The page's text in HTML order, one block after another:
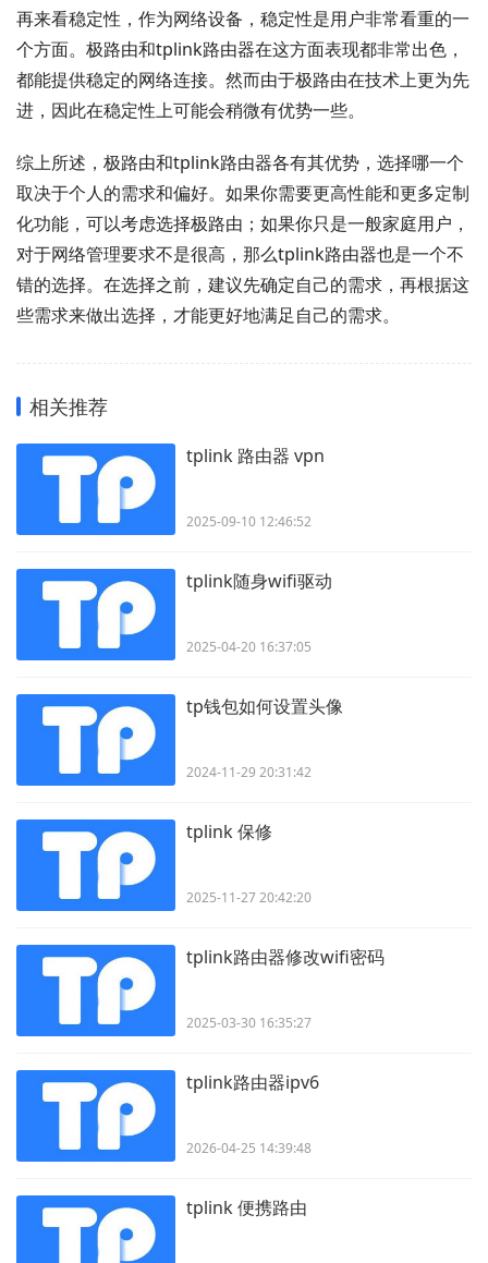
再来看稳定性，作为网络设备，稳定性是用户非常看重的一
个方面。极路由和tplink路由器在这方面表现都非常出色，
都能提供稳定的网络连接。然而由于极路由在技术上更为先
进，因此在稳定性上可能会稍微有优势一些。
综上所述，极路由和tplink路由器各有其优势，选择哪一个
取决于个人的需求和偏好。如果你需要更高性能和更多定制
化功能，可以考虑选择极路由；如果你只是一般家庭用户，
对于网络管理要求不是很高，那么tplink路由器也是一个不
错的选择。在选择之前，建议先确定自己的需求，再根据这
些需求来做出选择，才能更好地满足自己的需求。
相关推荐
tplink 路由器 vpn
2025-09-10 12:46:52
tplink随身wifi驱动
2025-04-20 16:37:05
tp钱包如何设置头像
2024-11-29 20:31:42
tplink 保修
2025-11-27 20:42:20
tplink路由器修改wifi密码
2025-03-30 16:35:27
tplink路由器ipv6
2026-04-25 14:39:48
tplink 便携路由